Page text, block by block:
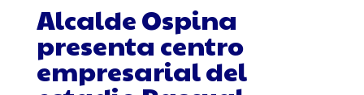
Alcalde Ospina
presenta centro
empresarial del